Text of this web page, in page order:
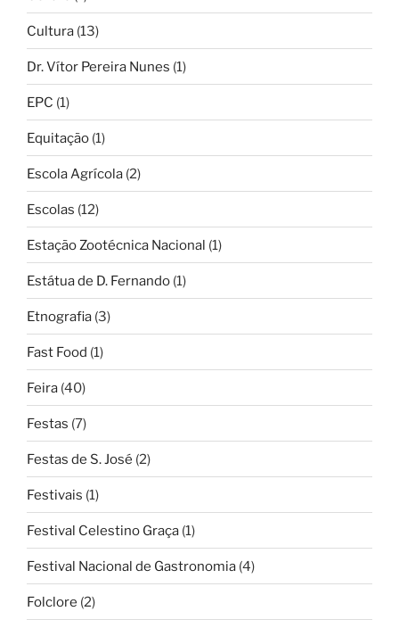
Cultura (13)
Dr. Vítor Pereira Nunes (1)
EPC (1)
Equitação (1)
Escola Agrícola (2)
Escolas (12)
Estação Zootécnica Nacional (1)
Estátua de D. Fernando (1)
Etnografia (3)
Fast Food (1)
Feira (40)
Festas (7)
Festas de S. José (2)
Festivais (1)
Festival Celestino Graça (1)
Festival Nacional de Gastronomia (4)
Folclore (2)